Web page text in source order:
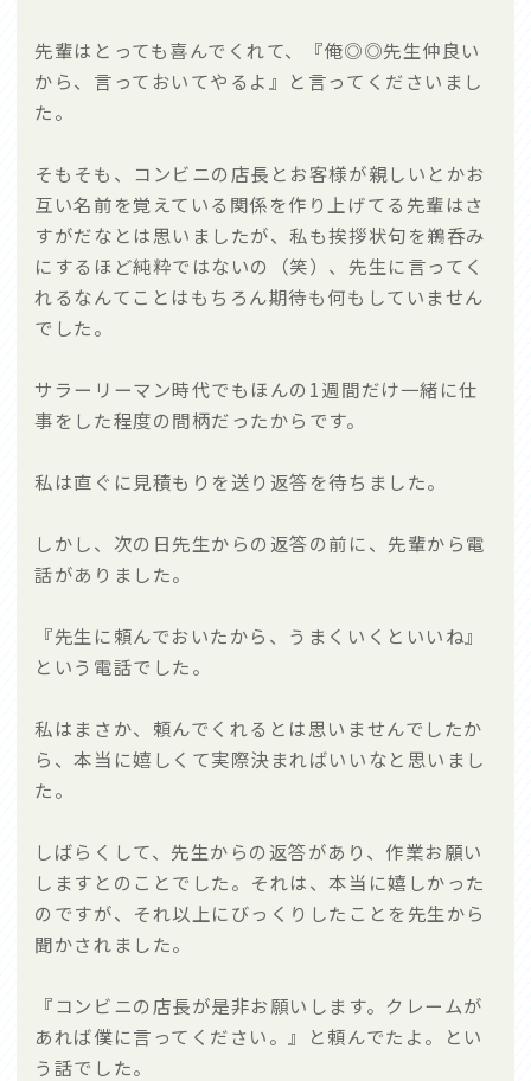
先輩はとっても喜んでくれて、『俺◎◎先生仲良い
から、言っておいてやるよ』と言ってくださいまし
た。
そもそも、コンビニの店長とお客様が親しいとかお
互い名前を覚えている関係を作り上げてる先輩はさ
すがだなとは思いましたが、私も挨拶状句を鵜呑み
にするほど純粋ではないの（笑）、先生に言ってく
れるなんてことはもちろん期待も何もしていません
でした。
サラーリーマン時代でもほんの1週間だけ一緒に仕
事をした程度の間柄だったからです。
私は直ぐに見積もりを送り返答を待ちました。
しかし、次の日先生からの返答の前に、先輩から電
話がありました。
『先生に頼んでおいたから、うまくいくといいね』
という電話でした。
私はまさか、頼んでくれるとは思いませんでしたか
ら、本当に嬉しくて実際決まればいいなと思いまし
た。
しばらくして、先生からの返答があり、作業お願い
しますとのことでした。それは、本当に嬉しかった
のですが、それ以上にびっくりしたことを先生から
聞かされました。
『コンビニの店長が是非お願いします。クレームが
あれば僕に言ってください。』と頼んでたよ。とい
う話でした。